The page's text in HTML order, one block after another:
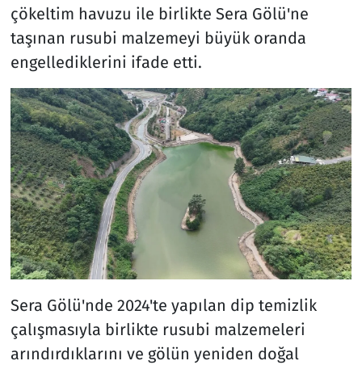
çökeltim havuzu ile birlikte Sera Gölü'ne
taşınan rusubi malzemeyi büyük oranda
engellediklerini ifade etti.
Sera Gölü'nde 2024'te yapılan dip temizlik
çalışmasıyla birlikte rusubi malzemeleri
arındırdıklarını ve gölün yeniden doğal